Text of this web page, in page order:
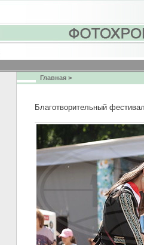
Главная >
Благотворительный